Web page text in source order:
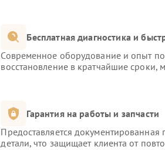
Бесплатная диагностика и
Современное оборудование и опыт
восстановление в кратчайшие сроки,
Гарантия на работы и запчасти
Предоставляется
детали, что защищает клиента от